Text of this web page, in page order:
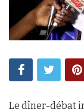
Le dîner-débat